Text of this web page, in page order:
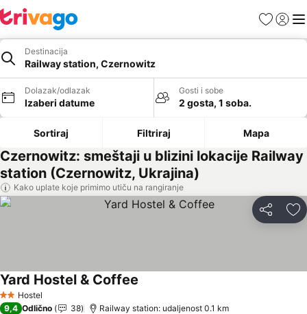
FavoritiPrijavi
Destinacija
Railway station, Czernowitz
Dolazak/odlazak
Izaberi datume
Gosti i sobe
2 gosta, 1 soba.
Sortiraj Filtriraj Mapa
Czernowitz: smeštaji u blizini lokacije Railway
station (Czernowitz, Ukrajina)
Kako uplate koje primimo utiču na rangiranje
Deli
2 Zvezdice
Hostel
Yard Hostel & Coffee
9,4 Odlično 38 Railway station: udaljenost 0.1 km